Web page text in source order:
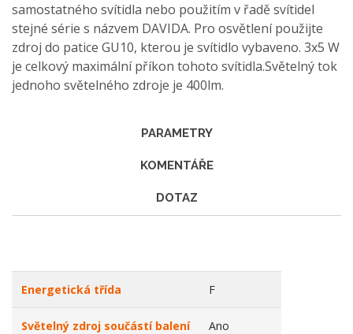
samostatného svítidla nebo použitím v řadě svítidel
stejné série s názvem DAVIDA. Pro osvětlení použijte
zdroj do patice GU10, kterou je svítidlo vybaveno. 3x5 W
je celkový maximální příkon tohoto svítidla.Světelný tok
jednoho světelného zdroje je 400lm.
PARAMETRY
KOMENTÁŘE
DOTAZ
Energetická třída F
Světelný zdroj součástí balení Ano